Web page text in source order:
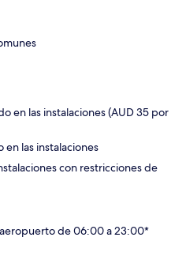
en las instalaciones (AUD 35 por
en las instalaciones
con restricciones de
de 06:00 a 23:00*